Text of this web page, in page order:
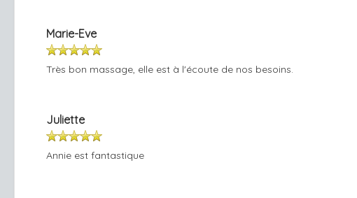
Marie-Eve
Très bon massage, elle est à l'écoute de nos besoins.
Juliette
Annie est fantastique